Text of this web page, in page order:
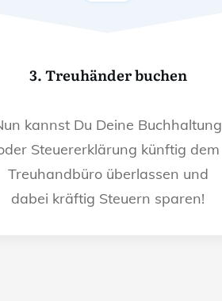
3. Treuhänder buchen
kannst Du Deine Buchhaltung
Steuererklärung künftig dem
Treuhandbüro überlassen und
dabei kräftig Steuern sparen!